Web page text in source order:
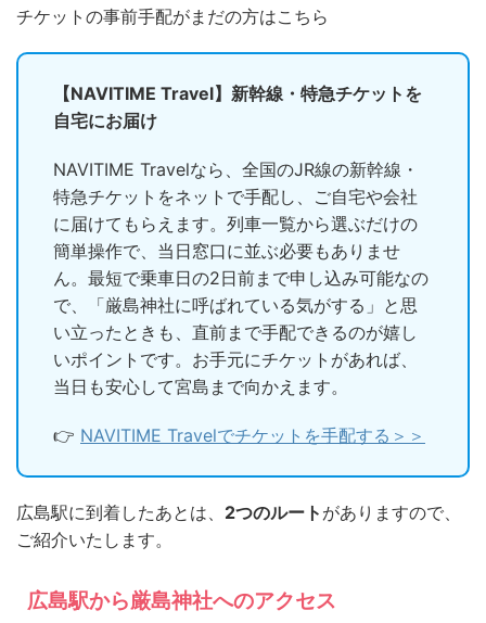
チケットの事前手配がまだの方はこちら
【NAVITIME Travel】新幹線・特急チケットを
自宅にお届け
NAVITIME Travelなら、全国のJR線の新幹線・
特急チケットをネットで手配し、ご自宅や会社
に届けてもらえます。列車一覧から選ぶだけの
簡単操作で、当日窓口に並ぶ必要もありませ
ん。最短で乗車日の2日前まで申し込み可能なの
で、「厳島神社に呼ばれている気がする」と思
い立ったときも、直前まで手配できるのが嬉し
いポイントです。お手元にチケットがあれば、
当日も安心して宮島まで向かえます。
👉 NAVITIME Travelでチケットを手配する＞＞
広島駅に到着したあとは、 2つのルート がありますので、
ご紹介いたします。
広島駅から厳島神社へのアクセス